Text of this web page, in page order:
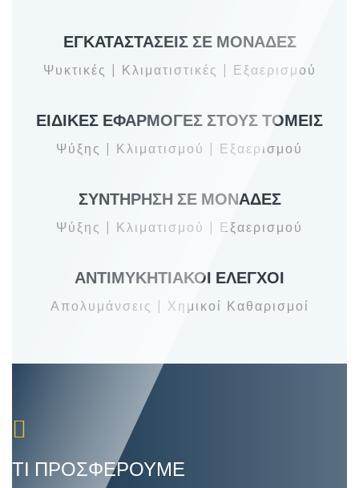
ΕΓΚΑΤΑΣΤΑΣΕΙΣ ΣΕ ΜΟΝΑΔΕΣ
Ψυκτικές | Κλιματιστικές | Εξαερισμού
ΕΙΔΙΚΕΣ ΕΦΑΡΜΟΓΕΣ ΣΤΟΥΣ ΤΟΜΕΙΣ
Ψύξης | Κλιματισμού | Εξαερισμού
ΣΥΝΤΗΡΗΣΗ ΣΕ ΜΟΝΑΔΕΣ
Ψύξης | Κλιματισμού | Εξαερισμού
ΑΝΤΙΜΥΚΗΤΙΑΚΟΙ ΕΛΕΓΧΟΙ
Απολυμάνσεις | Χημικοί Καθαρισμοί
ΤΙ ΠΡΟΣΦΕΡΟΥΜΕ